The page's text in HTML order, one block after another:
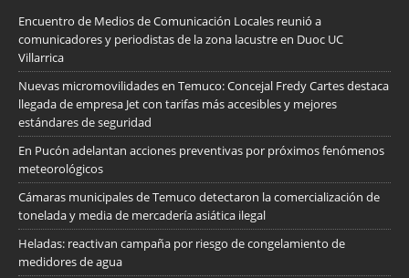
Encuentro de Medios de Comunicación Locales reunió a
comunicadores y periodistas de la zona lacustre en Duoc UC
Villarrica
Nuevas micromovilidades en Temuco: Concejal Fredy Cartes destaca
llegada de empresa Jet con tarifas más accesibles y mejores
estándares de seguridad
En Pucón adelantan acciones preventivas por próximos fenómenos
meteorológicos
Cámaras municipales de Temuco detectaron la comercialización de
tonelada y media de mercadería asiática ilegal
Heladas: reactivan campaña por riesgo de congelamiento de
medidores de agua